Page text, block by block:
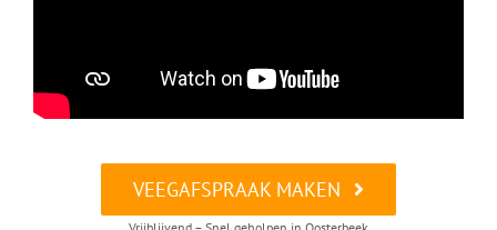
VEEGAFSPRAAK MAKEN